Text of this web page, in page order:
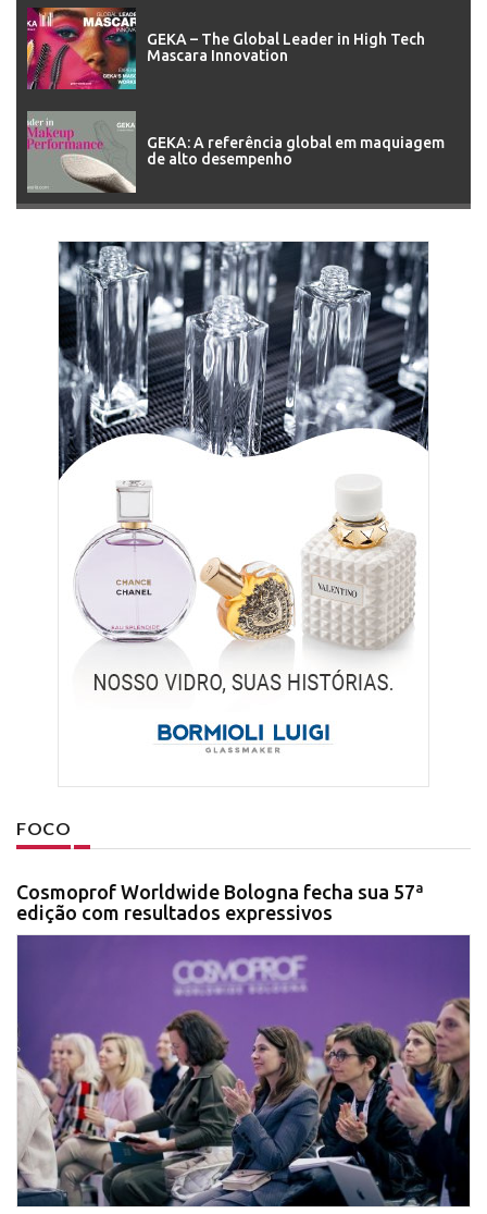
GEKA – The Global Leader in High Tech
Mascara Innovation
GEKA: A referência global em maquiagem
de alto desempenho
FOCO
Cosmoprof Worldwide Bologna fecha sua 57ª
edição com resultados expressivos